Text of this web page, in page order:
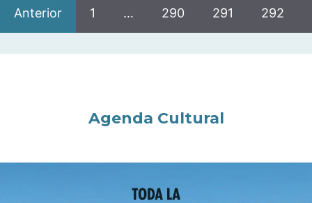
Anterior 1 … 290 291 292
Agenda Cultural